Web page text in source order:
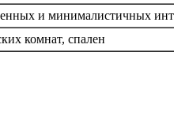
и минималистичных
комнат, спален